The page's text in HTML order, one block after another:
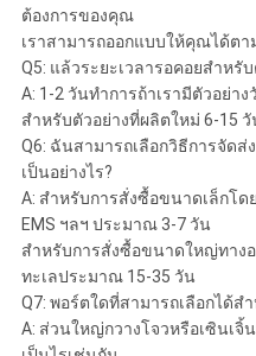
ต้องการของคุณ
เราสามารถออกแบบให้คุณได้ต
Q5: แล้วระยะเวลารอคอยสำห
A: 1-2 วันทำการถ้าเรามีตัวอย่า
สำหรับตัวอย่างที่ผลิตใหม่ 6-15
Q6: ฉันสามารถเลือกวิธีการจัดส่
เป็นอย่างไร?
A: สำหรับการสั่งซื้อขนาดเล็กโดย
EMS ฯลฯ ประมาณ 3-7 วัน
สำหรับการสั่งซื้อขนาดใหญ่ทาง
ทะเลประมาณ 15-35 วัน
Q7: พอร์ตใดที่สามารถเลือกได้ส
A: ส่วนใหญ่กวางโจวหรือเซินเจิ้